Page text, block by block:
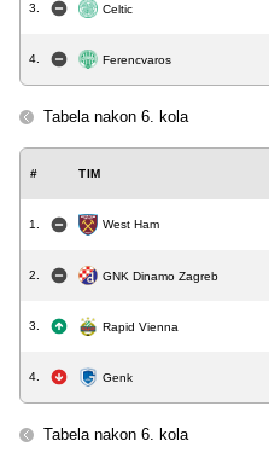
3. Celtic
4. Ferencvaros
Tabela nakon 6. kola
# TIM
1. West Ham
2. GNK Dinamo Zagreb
3. Rapid Vienna
4. Genk
Tabela nakon 6. kola